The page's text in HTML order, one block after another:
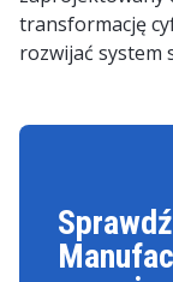
transformację
rozwijać system